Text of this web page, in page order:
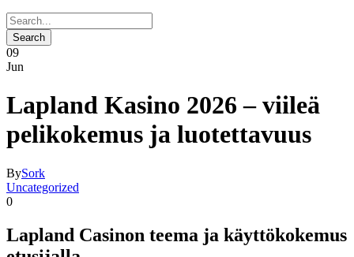
09
Jun
Lapland Kasino 2026 – viileä
pelikokemus ja luotettavuus
BySork
Uncategorized
0
Lapland Casinon teema ja käyttökokemus